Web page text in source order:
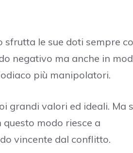
sfrutta le sue doti sempre
negativo ma anche in
più manipolatori.
grandi valori ed ideali. Ma
modo riesce a
vincente dal conflitto.